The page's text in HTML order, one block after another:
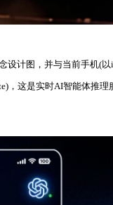
计图，并与当前手机(以
，这是实时AI智能体推理